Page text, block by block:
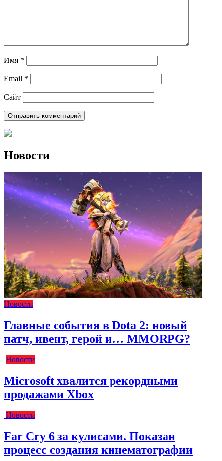
Имя *
Email *
Сайт
Новости
Новости
Главные события в Dota 2: новый
патч, ивент, герой и… MMORPG?
Новости
Microsoft хвалится рекордными
продажами Xbox
Новости
Far Cry 6 за кулисами. Показан
процесс создания кинематографии